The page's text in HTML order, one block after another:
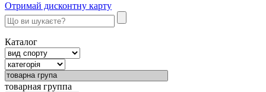
Отримай дисконтну карту
Каталог
товарная группа